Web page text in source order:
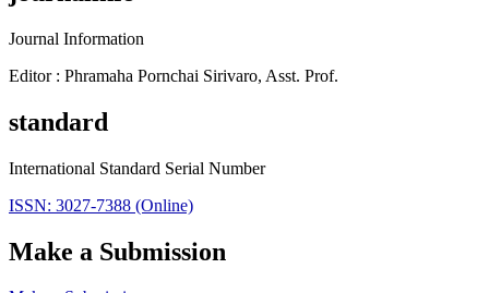
Journal Information
Editor : Phramaha Pornchai Sirivaro, Asst. Prof.
standard
International Standard Serial Number
ISSN: 3027-7388 (Online)
Make a Submission